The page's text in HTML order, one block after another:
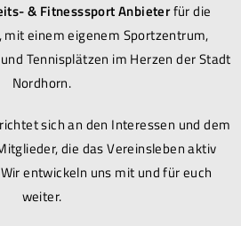
& Fitnesssport Anbieterfür die
einem eigenem Sportzentrum,
Tennisplätzen im Herzen der Stadt
Nordhorn.
sich an den Interessen und dem
die das Vereinsleben aktiv
entwickeln uns mit und für euch
weiter.